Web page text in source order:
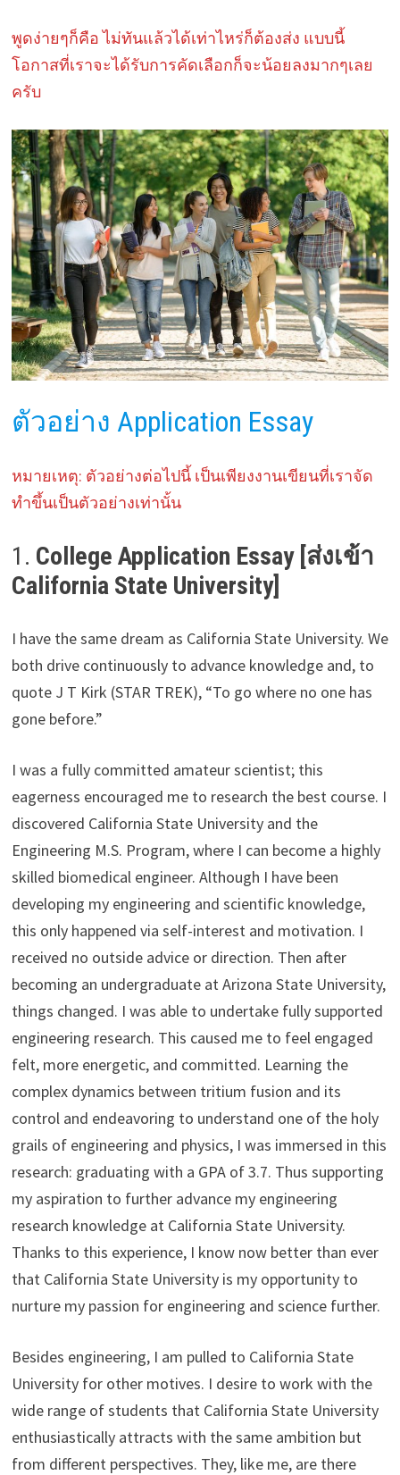
พูดง่ายๆก็คือ ไม่ทันแล้วได้เท่าไหร่ก็ต้องส่ง แบบนี้
โอกาสที่เราจะได้รับการคัดเลือกก็จะน้อยลงมากๆเลย
ครับ
ตัวอย่าง Application Essay
หมายเหตุ: ตัวอย่างต่อไปนี้ เป็นเพียงงานเขียนที่เราจัด
ทำขึ้นเป็นตัวอย่างเท่านั้น
1. College Application Essay [ส่งเข้า
California State University]
I have the same dream as California State University. We
both drive continuously to advance knowledge and, to
quote J T Kirk (STAR TREK), “To go where no one has
gone before.”
I was a fully committed amateur scientist; this
eagerness encouraged me to research the best course. I
discovered California State University and the
Engineering M.S. Program, where I can become a highly
skilled biomedical engineer. Although I have been
developing my engineering and scientific knowledge,
this only happened via self-interest and motivation. I
received no outside advice or direction. Then after
becoming an undergraduate at Arizona State University,
things changed. I was able to undertake fully supported
engineering research. This caused me to feel engaged
felt, more energetic, and committed. Learning the
complex dynamics between tritium fusion and its
control and endeavoring to understand one of the holy
grails of engineering and physics, I was immersed in this
research: graduating with a GPA of 3.7. Thus supporting
my aspiration to further advance my engineering
research knowledge at California State University.
Thanks to this experience, I know now better than ever
that California State University is my opportunity to
nurture my passion for engineering and science further.
Besides engineering, I am pulled to California State
University for other motives. I desire to work with the
wide range of students that California State University
enthusiastically attracts with the same ambition but
from different perspectives. They, like me, are there